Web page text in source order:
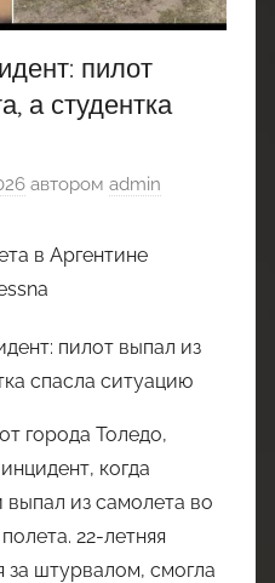
пилот
а студентка
автором admin
в Аргентине
города Толедо,
когда
из самолета во
22-летняя
за штурвалом, смогла